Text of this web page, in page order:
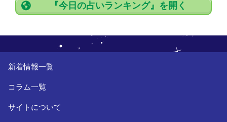
『今日の占いランキング』を開く
新着情報一覧
コラム一覧
サイトについて